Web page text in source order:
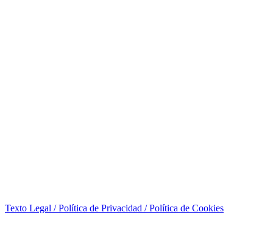
Texto Legal / Política de Privacidad / Política de Cookies